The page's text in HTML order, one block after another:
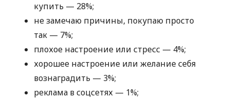
купить — 28%;
не замечаю причины, покупаю просто
так — 7%;
плохое настроение или стресс — 4%;
хорошее настроение или желание себя
вознаградить — 3%;
реклама в соцсетях — 1%;